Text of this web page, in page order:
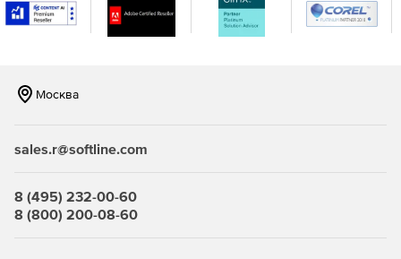
Интегрированный предварительный просмотр
Автоматизация генерации PDF (с ограничениями).
Москва
sales.r@softline.com
8 (495) 232-00-60
8 (800) 200-08-60